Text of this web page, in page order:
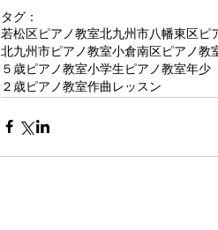
タグ：
若松区ピアノ教室北九州市八幡東区ピ
北九州市ピアノ教室小倉南区ピアノ教
５歳ピアノ教室小学生ピアノ教室年少
２歳ピアノ教室作曲レッスン